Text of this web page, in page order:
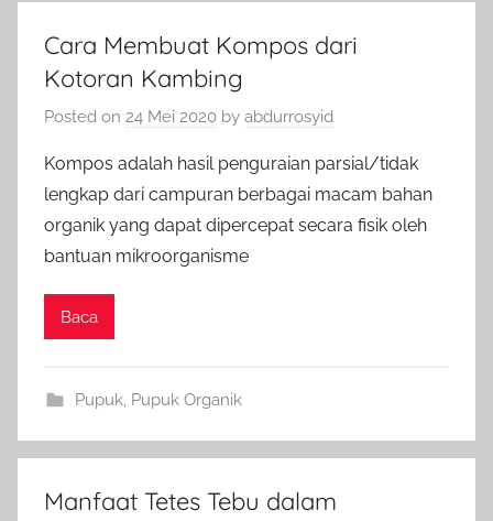
Cara Membuat Kompos dari
Kotoran Kambing
Posted on 24 Mei 2020 by abdurrosyid
Kompos adalah hasil penguraian parsial/tidak
lengkap dari campuran berbagai macam bahan
organik yang dapat dipercepat secara fisik oleh
bantuan mikroorganisme
Baca
Pupuk, Pupuk Organik
Manfaat Tetes Tebu dalam